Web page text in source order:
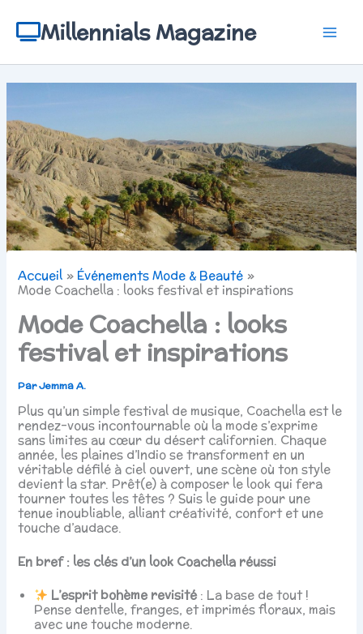
contenuMillennials Magazine
Accueil
Événements Mode & Beauté
Mode Coachella : looks festival et inspirations
Mode Coachella : looks
festival et inspirations
ParJemma A.
Plus qu’un simple festival de musique, Coachella est le
rendez-vous incontournable où la mode s’exprime
sans limites au cœur du désert californien. Chaque
année, les plaines d’Indio se transforment en un
véritable défilé à ciel ouvert, une scène où ton style
devient la star. Prêt(e) à composer le look qui fera
tourner toutes les têtes ? Suis le guide pour une
tenue inoubliable, alliant créativité, confort et une
touche d’audace.
En bref : les clés d’un look Coachella réussi
L’esprit bohème revisité: La base de tout !
Pense dentelle, franges, et imprimés floraux, mais
avec une touche moderne.